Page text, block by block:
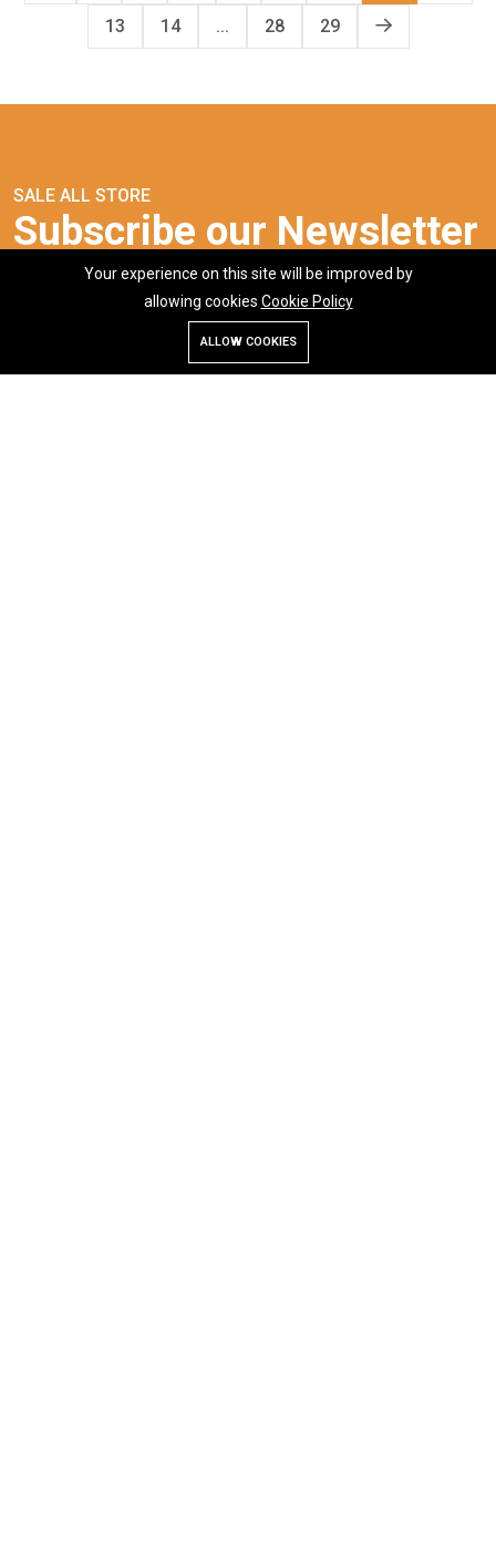
Wishlist
13 14 ... 28 29
SALE ALL STORE
Subscribe our Newsletter
Your experience on this site will be improved by
allowing cookies Cookie Policy
ALLOW COOKIES